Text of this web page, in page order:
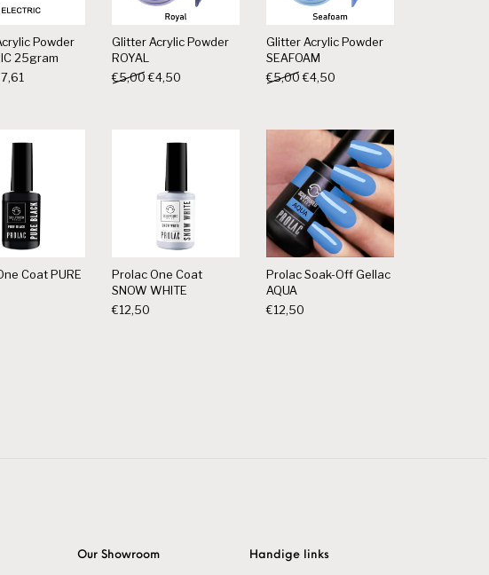
Powder
25gram
prijs was: €8,95.
7,61 Huidige prijs is: €7,61.
Glitter Acrylic Powder
ROYAL
€5,00Oorspronkelijke prijs was: €5,00.
€4,50 Huidige prijs is: €4,50.
Glitter Acrylic Powder
SEAFOAM
€5,00Oorspronkelijke prijs was: €5,00.
€4,50
Coat PURE
Prolac One Coat
SNOW WHITE
€12,50
Prolac Soak-Off Gellac
AQUA
€12,50
Our Showroom Handige links